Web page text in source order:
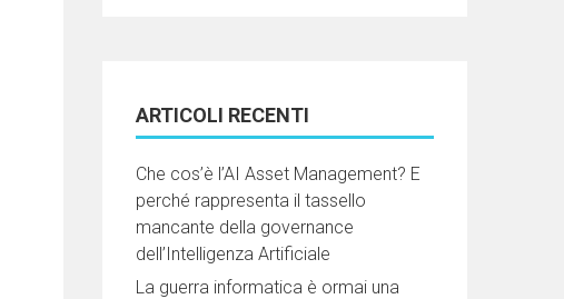
ARTICOLI RECENTI
Che cos’è l’AI Asset Management? E
perché rappresenta il tassello
mancante della governance
dell’Intelligenza Artificiale
La guerra informatica è ormai una